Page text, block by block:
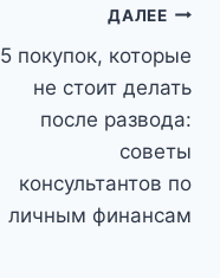
ДАЛЕЕ
5 покупок, которые
не стоит делать
после развода:
советы
консультантов по
личным финансам